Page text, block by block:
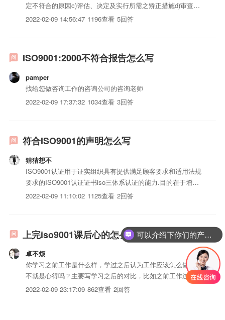
定不符合的原因c)评估、决定及实行所需之矫正措施d)审查所
采取措施的有效性，并送交管理审查预防措施-决定潜在不符
2022-02-09 14:56:47 1196查看 5回答
ISO9001:2000不符合报告怎么写
pamper
找给您做咨询工作的咨询公司的咨询老师
2022-02-09 17:37:32 1034查看 3回答
符合ISO9001的声明怎么写
猜猜想不
ISO9001认证用于证实组织具有提供满足顾客要求和适用法规
要求的ISO9001认证证书iso三体系认证的能力.目的在于增进
顾客满意.随着iso体系证书经济的不断扩大和日益国际化.为提
2022-02-09 11:10:02 1125查看 2回答
上完iso9001课后心的怎么写
卓不烦
你学习之前工作是什么样，学过之后认为工作应该怎么做，这
不就是心得吗？主要写学习之后的对比，比如之前工作过程
中，从来没有从体系的角度考虑问题，自从学习之
2022-02-09 23:17:09 862查看 2回答
可以介绍下你们的产品么？